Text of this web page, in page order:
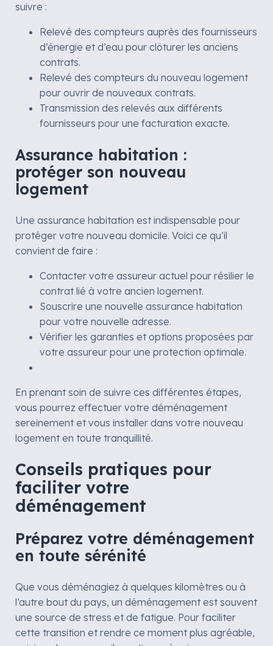
suivre :
Relevé des compteurs auprès des fournisseurs
d’énergie et d’eau pour clôturer les anciens
contrats.
Relevé des compteurs du nouveau logement
pour ouvrir de nouveaux contrats.
Transmission des relevés aux différents
fournisseurs pour une facturation exacte.
Assurance habitation :
protéger son nouveau
logement
Une assurance habitation est indispensable pour
protéger votre nouveau domicile. Voici ce qu’il
convient de faire :
Contacter votre assureur actuel pour résilier le
contrat lié à votre ancien logement.
Souscrire une nouvelle assurance habitation
pour votre nouvelle adresse.
Vérifier les garanties et options proposées par
votre assureur pour une protection optimale.
En prenant soin de suivre ces différentes étapes,
vous pourrez effectuer votre déménagement
sereinement et vous installer dans votre nouveau
logement en toute tranquillité.
Conseils pratiques pour
faciliter votre
déménagement
Préparez votre déménagement
en toute sérénité
Que vous déménagiez à quelques kilomètres ou à
l’autre bout du pays, un déménagement est souvent
une source de stress et de fatigue. Pour faciliter
cette transition et rendre ce moment plus agréable,